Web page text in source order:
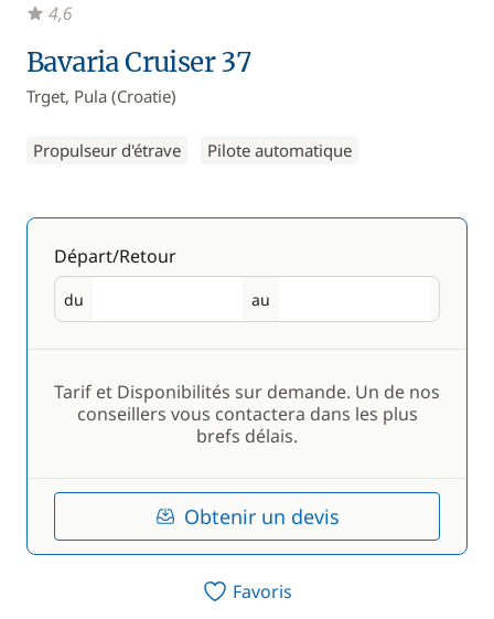
Bavaria Cruiser 37
Trget, Pula (Croatie)
Propulseur d'étrave Pilote automatique
4,6
Départ/Retour
du
Départ au
Retour
Tarif et Disponibilités sur demande. Un de nos
conseillers vous contactera dans les plus
brefs délais.
Obtenir un devis
Favoris